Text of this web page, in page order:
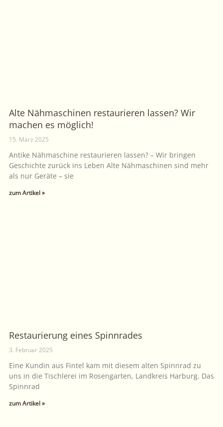
Alte Nähmaschinen restaurieren lassen? Wir
machen es möglich!
15. März 2025
Antike Nähmaschine restaurieren lassen? – Wir bringen
Geschichte zurück ins Leben Alte Nähmaschinen sind mehr
als nur Geräte – sie
zum Artikel »
Restaurierung eines Spinnrades
3. Februar 2025
Eine Kundin aus Fintel kam mit diesem alten Spinnrad zu
uns in die Tischlerei im Rosengarten, Landkreis Harburg. Das
Spinnrad
zum Artikel »